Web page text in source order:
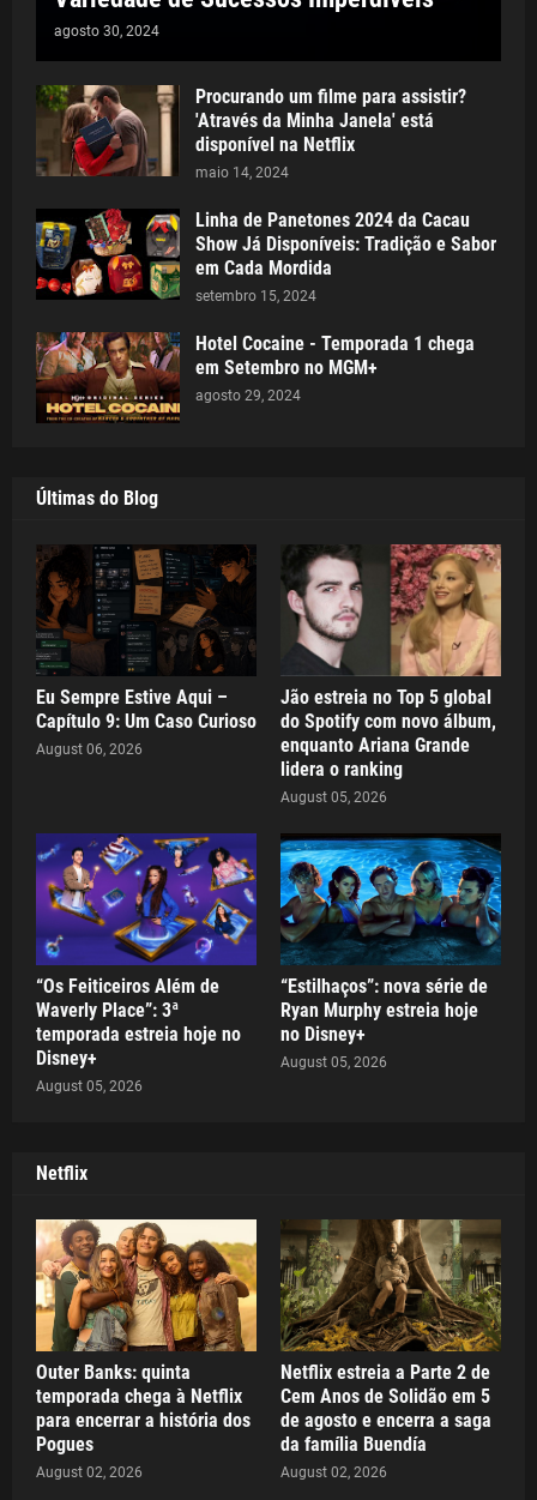
agosto 30, 2024
Procurando um filme para assistir?
'Através da Minha Janela' está
disponível na Netflix
maio 14, 2024
Linha de Panetones 2024 da Cacau
Show Já Disponíveis: Tradição e Sabor
em Cada Mordida
setembro 15, 2024
Hotel Cocaine - Temporada 1 chega
em Setembro no MGM+
agosto 29, 2024
Últimas do Blog
Eu Sempre Estive Aqui –
Capítulo 9: Um Caso Curioso
August 06, 2026
Jão estreia no Top 5 global
do Spotify com novo álbum,
enquanto Ariana Grande
lidera o ranking
August 05, 2026
“Os Feiticeiros Além de
Waverly Place”: 3ª
temporada estreia hoje no
Disney+
August 05, 2026
“Estilhaços”: nova série de
Ryan Murphy estreia hoje
no Disney+
August 05, 2026
Netflix
Outer Banks: quinta
temporada chega à Netflix
para encerrar a história dos
Pogues
August 02, 2026
Netflix estreia a Parte 2 de
Cem Anos de Solidão em 5
de agosto e encerra a saga
da família Buendía
August 02, 2026